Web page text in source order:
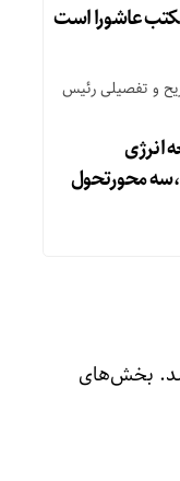
عاشورا است
و تفصیلی رئیس
انرژی
محورتحول
بخش‌های